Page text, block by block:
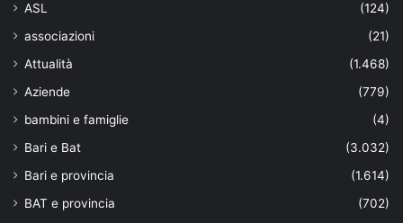
ASL
(124)
associazioni
(21)
Attualità
(1.468)
Aziende
(779)
bambini e famiglie
(4)
Bari e Bat
(3.032)
Bari e provincia
(1.614)
BAT e provincia
(702)